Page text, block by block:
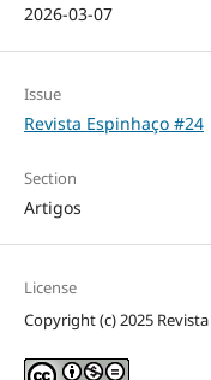
2026-03-07
Issue
Revista Espinhaço #24
Section
Artigos
License
Copyright (c) 2025